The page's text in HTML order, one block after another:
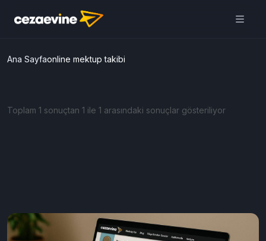
Ana Sayfaonline mektup takibi
Toplam 1 sonuçtan 1 ile 1 arasındaki sonuçlar gösteriliyor